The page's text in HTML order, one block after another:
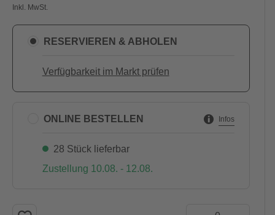
Inkl. MwSt.
RESERVIEREN & ABHOLEN
Verfügbarkeit im Markt prüfen
ONLINE BESTELLEN Infos
28 Stück lieferbar
Zustellung 10.08. - 12.08.